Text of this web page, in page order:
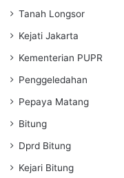
Tanah Longsor
Kejati Jakarta
Kementerian PUPR
Penggeledahan
Pepaya Matang
Bitung
Dprd Bitung
Kejari Bitung